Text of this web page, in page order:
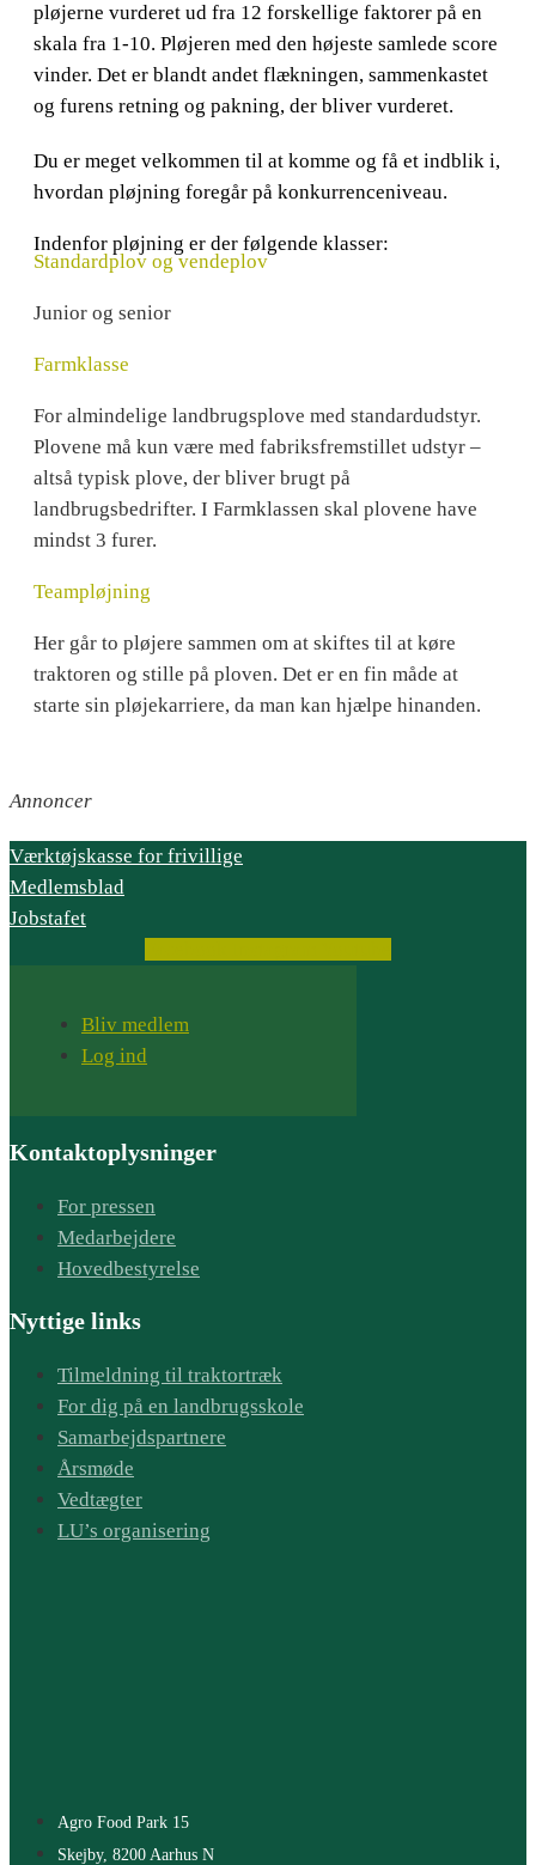
pløjerne vurderet ud fra 12 forskellige faktorer på en
skala fra 1-10. Pløjeren med den højeste samlede score
vinder. Det er blandt andet flækningen, sammenkastet
og furens retning og pakning, der bliver vurderet.
Du er meget velkommen til at komme og få et indblik i,
hvordan pløjning foregår på konkurrenceniveau.
Indenfor pløjning er der følgende klasser:
Standardplov og vendeplov
Junior og senior
Farmklasse
For almindelige landbrugsplove med standardudstyr.
Plovene må kun være med fabriksfremstillet udstyr –
altså typisk plove, der bliver brugt på
landbrugsbedrifter. I Farmklassen skal plovene have
mindst 3 furer.
Teampløjning
Her går to pløjere sammen om at skiftes til at køre
traktoren og stille på ploven. Det er en fin måde at
starte sin pløjekarriere, da man kan hjælpe hinanden.
Annoncer
Værktøjskasse for frivillige
Medlemsblad
Jobstafet
Bliv medlem
Log ind
Kontaktoplysninger
For pressen
Medarbejdere
Hovedbestyrelse
Nyttige links
Tilmeldning til traktortræk
For dig på en landbrugsskole
Samarbejdspartnere
Årsmøde
Vedtægter
LU’s organisering
Agro Food Park 15
Skejby, 8200 Aarhus N